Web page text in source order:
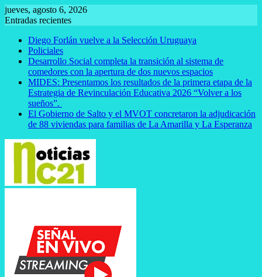
Saltar
al
jueves, agosto 6, 2026
Entradas recientes
Diego Forlán vuelve a la Selección Uruguaya
Policiales
Desarrollo Social completa la transición al sistema de
comedores con la apertura de dos nuevos espacios
MIDES: Presentamos los resultados de la primera etapa de la
Estrategia de Revinculación Educativa 2026 “Volver a los
sueños”.
El Gobierno de Salto y el MVOT concretaron la adjudicación
de 88 viviendas para familias de La Amarilla y La Esperanza